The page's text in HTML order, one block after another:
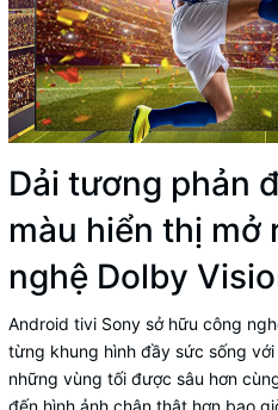
Dải tương phản
màu hiển thị mở
nghệ Dolby
Android tivi Sony sở hữu công
từng khung hình đầy sức sống
những vùng tối được sâu hơn
đến hình ảnh chân thật hơn bao